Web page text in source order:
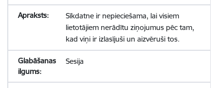
Sīkdatne ir nepieciešama, lai visiem
lietotājiem nerādītu ziņojumus pēc tam,
kad viņi ir izlasījuši un aizvēruši tos.
Sesija